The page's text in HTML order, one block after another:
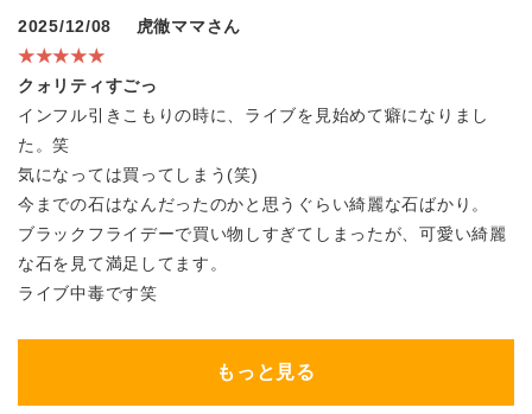
2025/12/08
虎徹ママさん
★★★★★
クォリティすごっ
インフル引きこもりの時に、ライブを見始めて癖になりまし
た。笑
気になっては買ってしまう(笑)
今までの石はなんだったのかと思うぐらい綺麗な石ばかり。
ブラックフライデーで買い物しすぎてしまったが、可愛い綺麗
な石を見て満足してます。
ライブ中毒です笑
もっと見る